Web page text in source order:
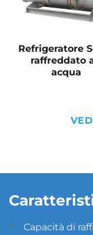
Refrigeratore
raffreddato
acqua
Capacità di